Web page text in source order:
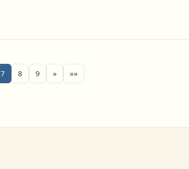
7 8 9 » »»